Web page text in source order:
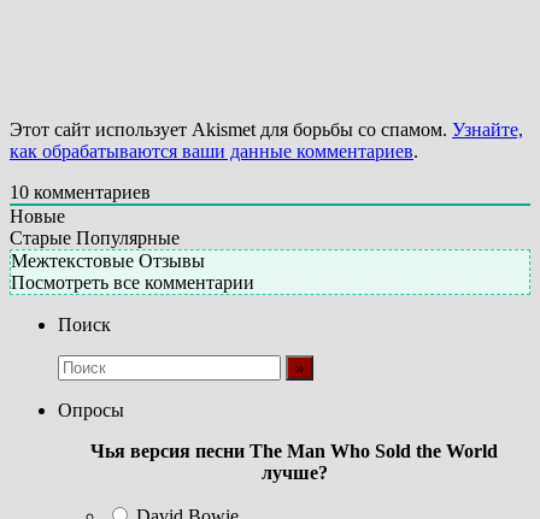
Этот сайт использует Akismet для борьбы со спамом. Узнайте,
как обрабатываются ваши данные комментариев.
10 комментариев
Новые
Старые Популярные
Межтекстовые Отзывы
Посмотреть все комментарии
Поиск
Опросы
Чья версия песни The Man Who Sold the World
лучше?